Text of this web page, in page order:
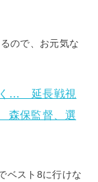
ので、お元気な
く… 延長戦視
森保監督、選
ベスト8に行けな